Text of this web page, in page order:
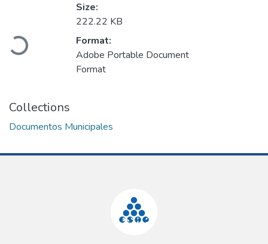
Loading...
Size:
222.22 KB
Format:
Adobe Portable Document
Format
Collections
Documentos Municipales